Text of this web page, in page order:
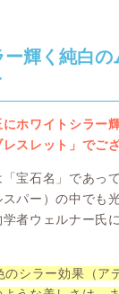
輝く純白の
ホワイトシラー
スレット」でご
宝石名」であっ
スパー）の中でも
者ウェルナー氏
のシラー効果（ア